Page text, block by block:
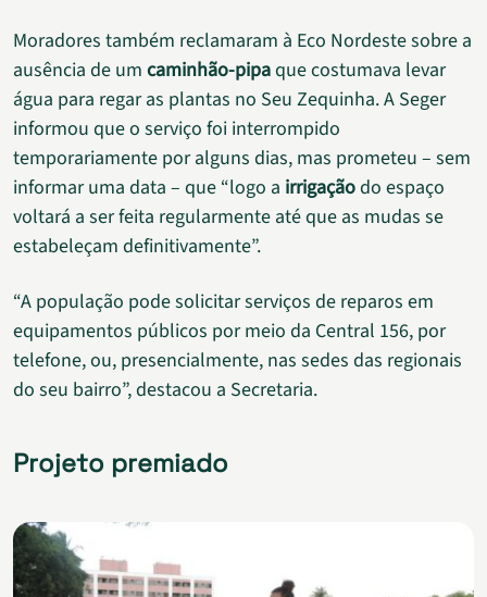
Moradores também reclamaram à Eco Nordeste sobre a
ausência de um caminhão-pipaque costumava levar
água para regar as plantas no Seu Zequinha. A Seger
informou que o serviço foi interrompido
temporariamente por alguns dias, mas prometeu – sem
informar uma data – que “logo a irrigaçãodo espaço
voltará a ser feita regularmente até que as mudas se
estabeleçam definitivamente”.
“A população pode solicitar serviços de reparos em
equipamentos públicos por meio da Central 156, por
telefone, ou, presencialmente, nas sedes das regionais
do seu bairro”, destacou a Secretaria.
Projeto premiado